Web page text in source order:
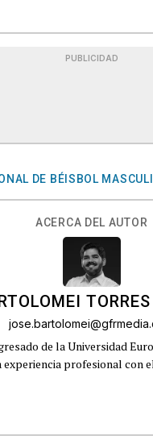
PUBLICIDAD
DE BÉISBOL
ACERCA DEL AUTOR
TORRES
de la Universidad
experiencia profesional con